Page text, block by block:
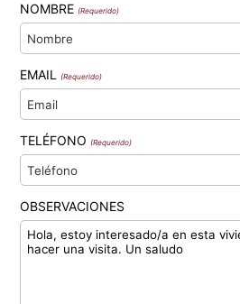
NOMBRE (Requerido)
EMAIL (Requerido)
TELÉFONO (Requerido)
OBSERVACIONES